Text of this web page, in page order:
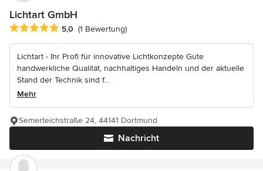
Lichtart GmbH
Durchschnittliche Bewertung: 5 von 5 Sternen
5,0 (1 Bewertung)
Lichtart - Ihr Profi für innovative Lichtkonzepte Gute
handwerkliche Qualität, nachhaltiges Handeln und der aktuelle
Stand der Technik sind f...
Mehr
Nachricht
Semerteichstraße 24, 44141 Dortmund